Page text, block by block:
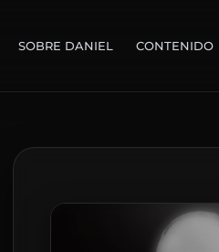
SOBRE DANIEL CONTENIDO